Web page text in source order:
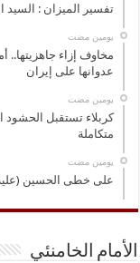
تفسير الميزان : السيد
‏يومين مضت
مخاوف إزاء جاهزيتها..
عدوانها على إيران
‏يومين مضت
كربلاء تستقبل الحشود
متكاملة
‏يومين مضت
على خطى الحسين
الأمام الخامنئي